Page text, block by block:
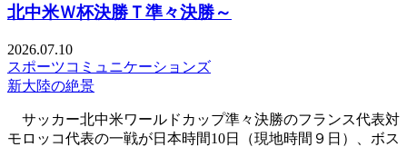
北中米Ｗ杯決勝Ｔ準々決勝～
2026.07.10
スポーツコミュニケーションズ
新大陸の絶景
サッカー北中米ワールドカップ準々決勝のフランス代表対
モロッコ代表の一戦が日本時間10日（現地時間９日）、ボス